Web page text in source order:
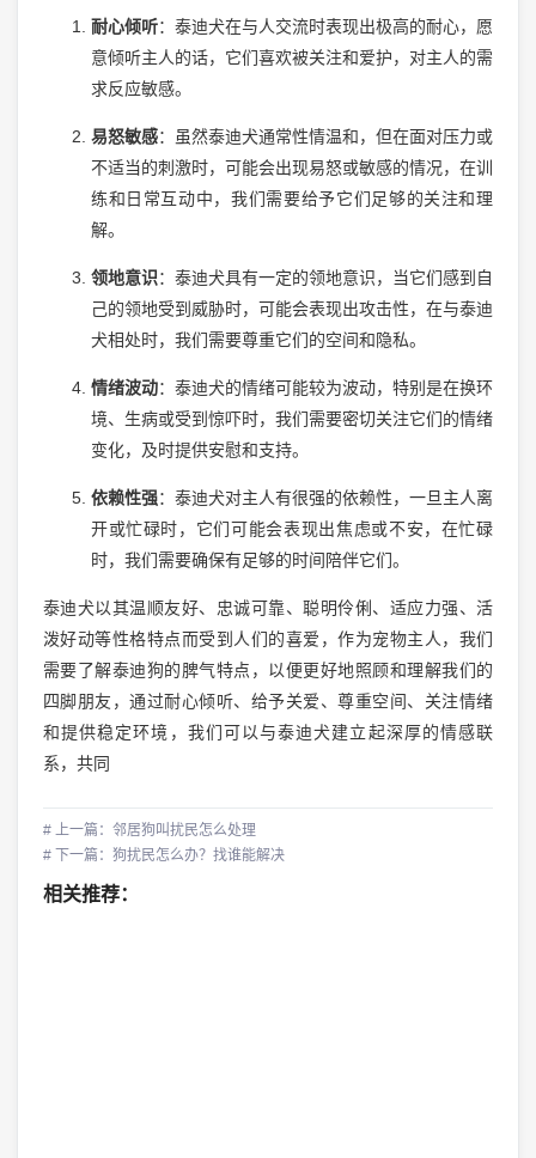
耐心倾听：泰迪犬在与人交流时表现出极高的耐心，愿
意倾听主人的话，它们喜欢被关注和爱护，对主人的需
求反应敏感。
易怒敏感：虽然泰迪犬通常性情温和，但在面对压力或
不适当的刺激时，可能会出现易怒或敏感的情况，在训
练和日常互动中，我们需要给予它们足够的关注和理
解。
领地意识：泰迪犬具有一定的领地意识，当它们感到自
己的领地受到威胁时，可能会表现出攻击性，在与泰迪
犬相处时，我们需要尊重它们的空间和隐私。
情绪波动：泰迪犬的情绪可能较为波动，特别是在换环
境、生病或受到惊吓时，我们需要密切关注它们的情绪
变化，及时提供安慰和支持。
依赖性强：泰迪犬对主人有很强的依赖性，一旦主人离
开或忙碌时，它们可能会表现出焦虑或不安，在忙碌
时，我们需要确保有足够的时间陪伴它们。
泰迪犬以其温顺友好、忠诚可靠、聪明伶俐、适应力强、活
泼好动等性格特点而受到人们的喜爱，作为宠物主人，我们
需要了解泰迪狗的脾气特点，以便更好地照顾和理解我们的
四脚朋友，通过耐心倾听、给予关爱、尊重空间、关注情绪
和提供稳定环境，我们可以与泰迪犬建立起深厚的情感联
系，共同
# 上一篇：邻居狗叫扰民怎么处理
# 下一篇：狗扰民怎么办？找谁能解决
相关推荐：